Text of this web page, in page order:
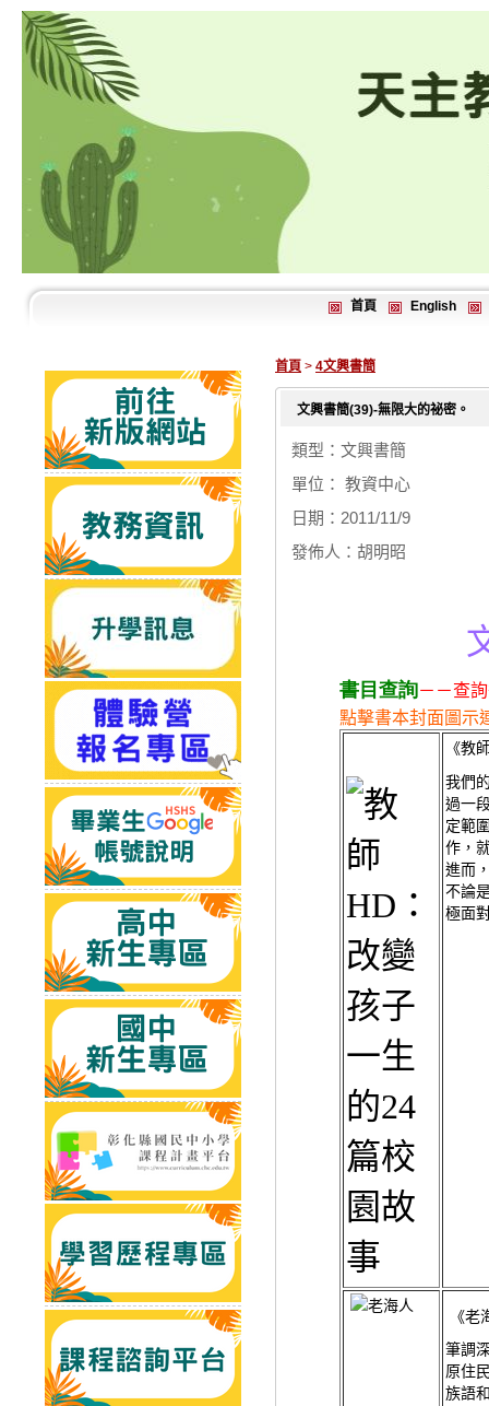
首頁 English
首頁 > 4文興書簡
文興書簡(39)-無限大的祕密。
類型：文興書簡
單位： 教資中心
日期：2011/11/9
發佈人：胡明昭
書目查詢－－查
點擊書本封面圖示
《教
我們
過一
定範
作，
進而
不論
極面
《
筆調
原住
族語